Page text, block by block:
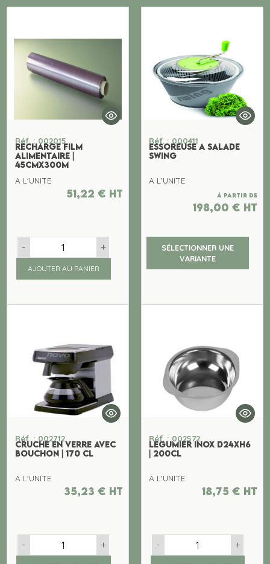
Réf. : 002015
RECHARGE FILM
ALIMENTAIRE |
45CMx300M
A L'UNITE
51,22 € ht
- +
AJOUTER AU PANIER
Réf. : 000411
ESSOREUSE A SALADE
SWING
A L'UNITE
À partir de
198,00 € ht
SÉLECTIONNER UNE
VARIANTE
Réf. : 002712
CRUCHE EN VERRE AVEC
BOUCHON | 170 CL
A L'UNITE
35,23 € ht
- +
Réf. : 002572
LEGUMIER INOX D24XH6
| 200CL
A L'UNITE
18,75 € ht
- +